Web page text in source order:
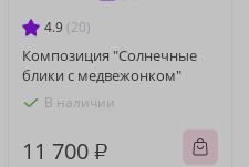
4.9 (20)
Композиция "Солнечные
блики с медвежонком"
В наличии
11 700 ₽